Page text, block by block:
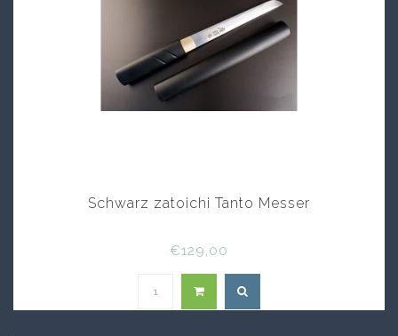
Schwarz zatoichi Tanto Messer
€129,00